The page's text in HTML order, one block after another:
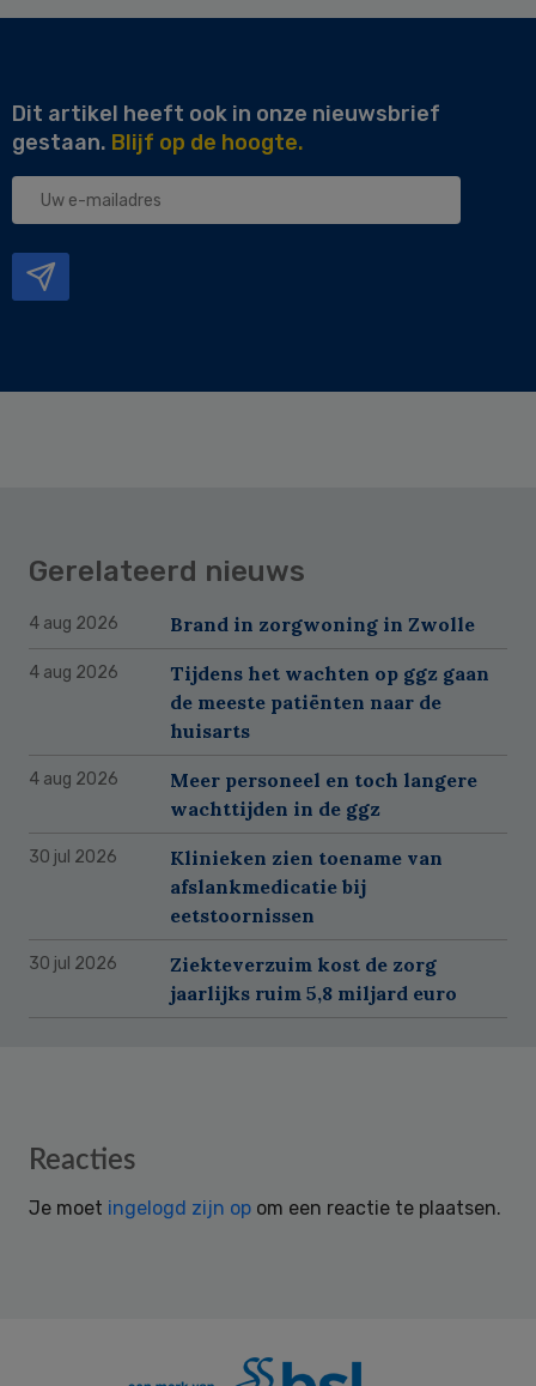
Dit artikel heeft ook in onze nieuwsbrief
gestaan. Blijf op de hoogte.
Uw
Gerelateerd nieuws
4 aug 2026 Brand in zorgwoning in Zwolle
4 aug 2026
Tijdens het wachten op ggz gaan
de meeste patiënten naar de
huisarts
4 aug 2026
Meer personeel en toch langere
wachttijden in de ggz
30 jul 2026
Klinieken zien toename van
afslankmedicatie bij
eetstoornissen
30 jul 2026
Ziekteverzuim kost de zorg
jaarlijks ruim 5,8 miljard euro
Reader
Reacties
Je moet ingelogd zijn op om een reactie te plaatsen.